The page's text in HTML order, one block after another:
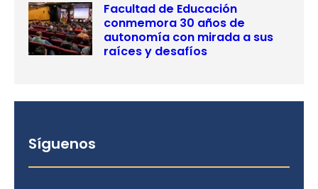
Facultad de Educación
conmemora 30 años de
autonomía con mirada a sus
raíces y desafíos
Síguenos